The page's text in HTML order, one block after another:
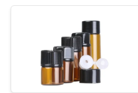
PRIVACY
POLICY